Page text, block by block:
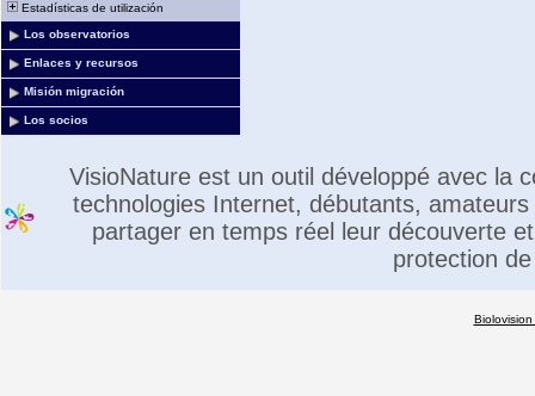
Estadísticas de utilización
Los observatorios
Enlaces y recursos
Misión migración
Los socios
VisioNature est un outil développé avec la
technologies Internet, débutants,
partager en temps réel leur découverte
protection
Biolovision